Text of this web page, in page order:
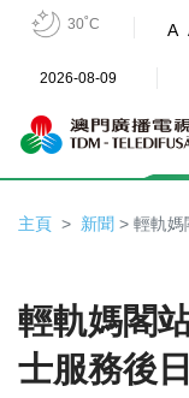
30˚C A
2026-08-09
主頁 新聞 > 輕軌
輕軌媽閣
士服務後